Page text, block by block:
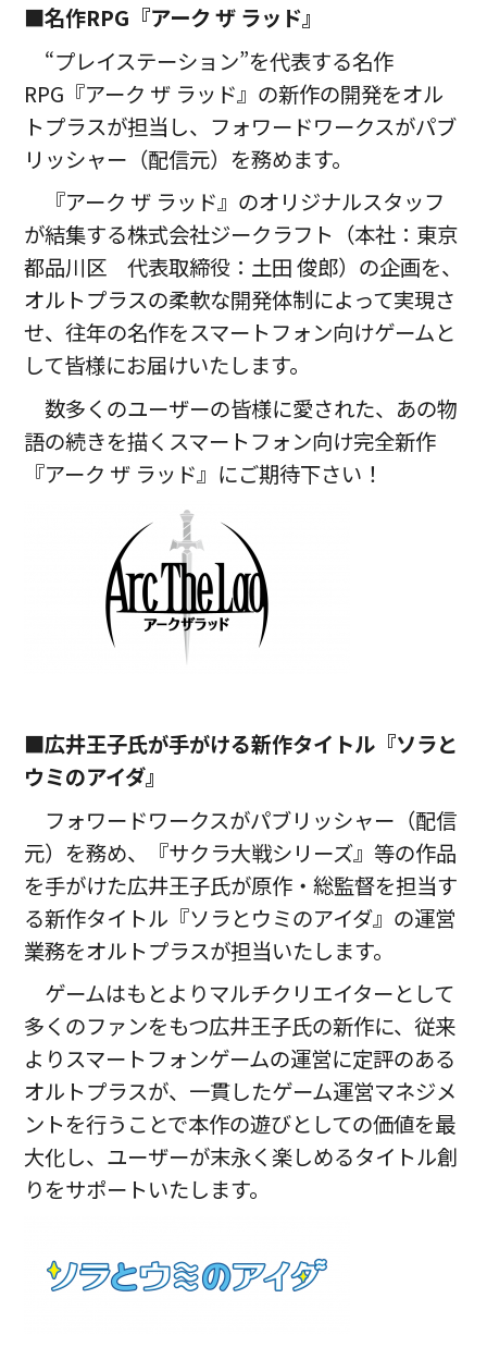
■名作RPG『アーク ザ ラッド』
“プレイステーション”を代表する名作
RPG『アーク ザ ラッド』の新作の開発をオル
トプラスが担当し、フォワードワークスがパブ
リッシャー（配信元）を務めます。
『アーク ザ ラッド』のオリジナルスタッフ
が結集する株式会社ジークラフト（本社：東京
都品川区 代表取締役：土田 俊郎）の企画を、
オルトプラスの柔軟な開発体制によって実現さ
せ、往年の名作をスマートフォン向けゲームと
して皆様にお届けいたします。
数多くのユーザーの皆様に愛された、あの物
語の続きを描くスマートフォン向け完全新作
『アーク ザ ラッド』にご期待下さい！
■広井王子氏が手がける新作タイトル『ソラと
ウミのアイダ』
フォワードワークスがパブリッシャー（配信
元）を務め、『サクラ大戦シリーズ』等の作品
を手がけた広井王子氏が原作・総監督を担当す
る新作タイトル『ソラとウミのアイダ』の運営
業務をオルトプラスが担当いたします。
ゲームはもとよりマルチクリエイターとして
多くのファンをもつ広井王子氏の新作に、従来
よりスマートフォンゲームの運営に定評のある
オルトプラスが、一貫したゲーム運営マネジメ
ントを行うことで本作の遊びとしての価値を最
大化し、ユーザーが末永く楽しめるタイトル創
りをサポートいたします。